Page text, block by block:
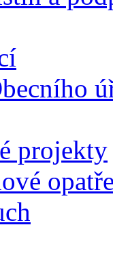
projekty